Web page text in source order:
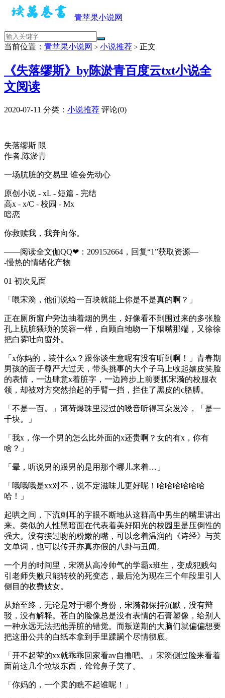
青苹果小说网
当前位置： 青苹果小说网 > 小说推荐 > 正文
《失落缪斯》by陈淤青百度云txt小说全
文阅读
2020-07-11 分类： 小说推荐 评论(0)
失落缪斯 限
作者.陈淤青
一场肮脏的交易里 谁会先动心
原创小说 - xL - 短篇 - 完结
高x - x/C - 校园 - Mx
暗恋
你救赎我，我奔向你。
——阅读全文伽QQ❤：209152664，回复“1”获取资源—
-慢热的情绪化产物
01 初次见面
「喂宋漪，他们说给一百块就能上你是不是真的啊？」
正在厕所窗户旁边抽着烟的男生，好像看不到围过来的多张脸
孔上肮脏猥琐的笑容一样，自顾自地吻一下烟嘴那端，又徐徐
把白雾吐向窗外。
「x你妈的，装什么x？跟你谈生意呢有没有听到啊！」青春期
男孩的面子尊严大过天，带头挑事的大个子马上收起嬉皮笑脸
的表情，一边肆意x着脏字，一边跨步上前要抓宋漪的校服衣
领，却被对方突然抬起的手臂一挡，拦住了黑皮的c胳膊。
「不是一百。」薄荷爆珠里浸过的嗓音听得耳朵发冷，「是一
千块。」
「我x，你一个男的怎么比外面的x还贵啊？女的有x，你有
啥？」
「晕，听说男的跟男的是用那个哪儿来着…」
「哦哦哦是xx对不，说不定滋味儿更好呢！哈哈哈哈哈哈
哈！」
起哄之间，下流刺耳的字眼不断地从这群高中男生的嘴里讲出
来。类似的人性黑暗面在代表着美好阳光的校园里是压倒性的
强大。没有接过吻的粉嫩的嘴，可以念着温润的《诗经》与英
文单词，也可以传开亦真亦假的八卦与丑闻。
一个月的时间里，宋漪从高冷帅气的学霸x班生，变成犯贱勾
引老师失败只能转校的死变态，最后沦为现在三个年段里引人
侧目的收费妓女。
从始至终，无论是对于哪个身份，宋漪都保持沉默，没有辩
驳，没有解释。苍白的脸像总是没有表情的石膏塑像，给别人
一种永远无法把他弄脏的错觉。而叛逆期的大脑们就偏偏想要
把这册公共的白纸本拿到手里蹂躏个尽情彻底。
「开不起荤的xx就乖乖回家看av自撸吧。」宋漪侧过脸来看着
面前这几个垃圾东西，耸耸鼻子笑了。
「你妈的，一个卖的瞧不起谁呢！」